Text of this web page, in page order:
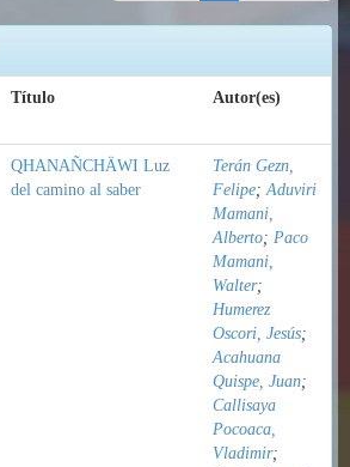
Título Autor(es)
QHANAÑCHÄWI Luz
del camino al saber
Terán Gezn,
Felipe;Aduviri
Mamani,
Alberto; Paco
Mamani,
Walter;
Humerez
Oscori, Jesús;
Acahuana
Quispe, Juan;
Callisaya
Pocoaca,
Vladimir;